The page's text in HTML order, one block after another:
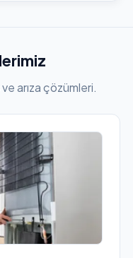
arıza çözümleri.